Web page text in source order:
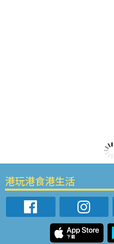
港玩港食港生活